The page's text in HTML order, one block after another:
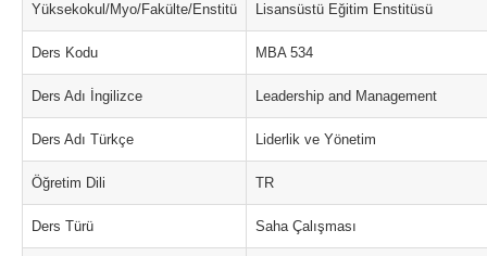
Yüksekokul/Myo/Fakülte/Enstitü Lisansüstü Eğitim Enstitüsü
Ders Kodu MBA 534
Ders Adı İngilizce Leadership and Management
Ders Adı Türkçe Liderlik ve Yönetim
Öğretim Dili TR
Ders Türü Saha Çalışması